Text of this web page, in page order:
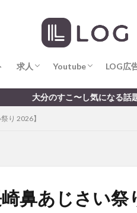
求人
求人
LOG OITA求人のメリット
Youtube
Youtube
LOG OITA YouTube
LOG広
気になる話題を届けます │ 記事は
り 2026】
鼻あじさい祭
うみたまご お
ねとらぼ
ン わったん アイススケート
ネーション インド料理 ウクラ
コスモス
パークプレイス大分 ビアガーデン
プロレス ヘルシー ペスカト